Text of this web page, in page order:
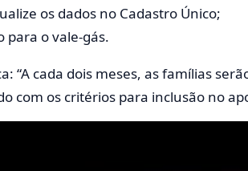
os dados no Cadastro Único;
para o vale-gás.
“A cada dois meses, as famílias
com os critérios para inclusão no